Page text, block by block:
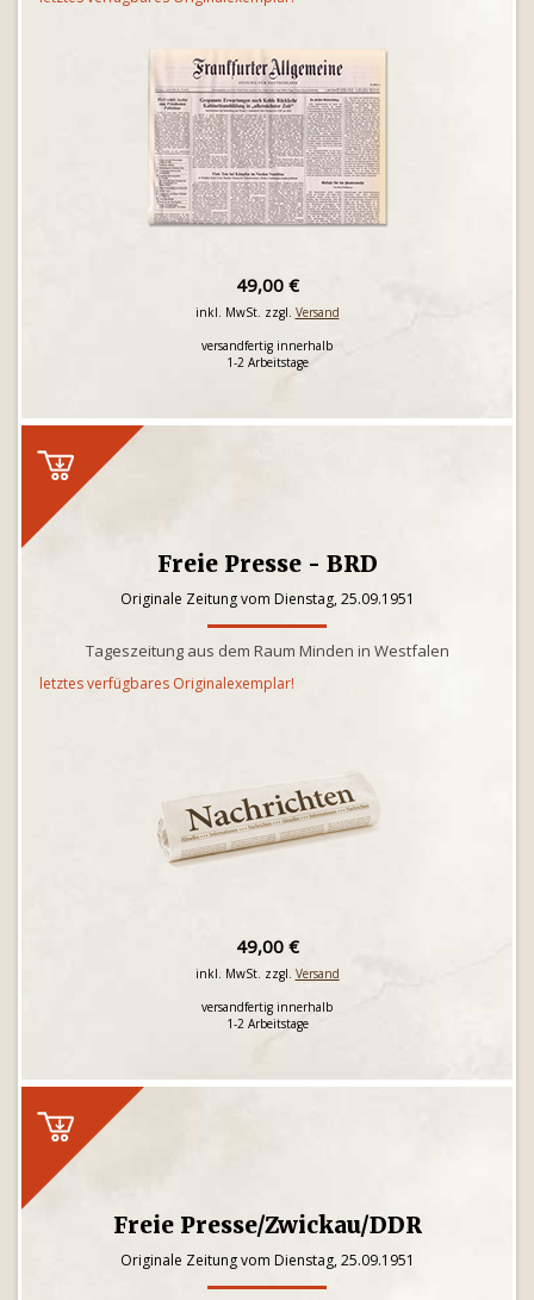
49,00 €
inkl. MwSt. zzgl. Versand
versandfertig innerhalb
1-2 Arbeitstage
Freie Presse - BRD
Originale Zeitung vom Dienstag, 25.09.1951
Tageszeitung aus dem Raum Minden in Westfalen
letztes verfügbares Originalexemplar!
49,00 €
inkl. MwSt. zzgl. Versand
versandfertig innerhalb
1-2 Arbeitstage
Freie Presse/Zwickau/DDR
Originale Zeitung vom Dienstag, 25.09.1951